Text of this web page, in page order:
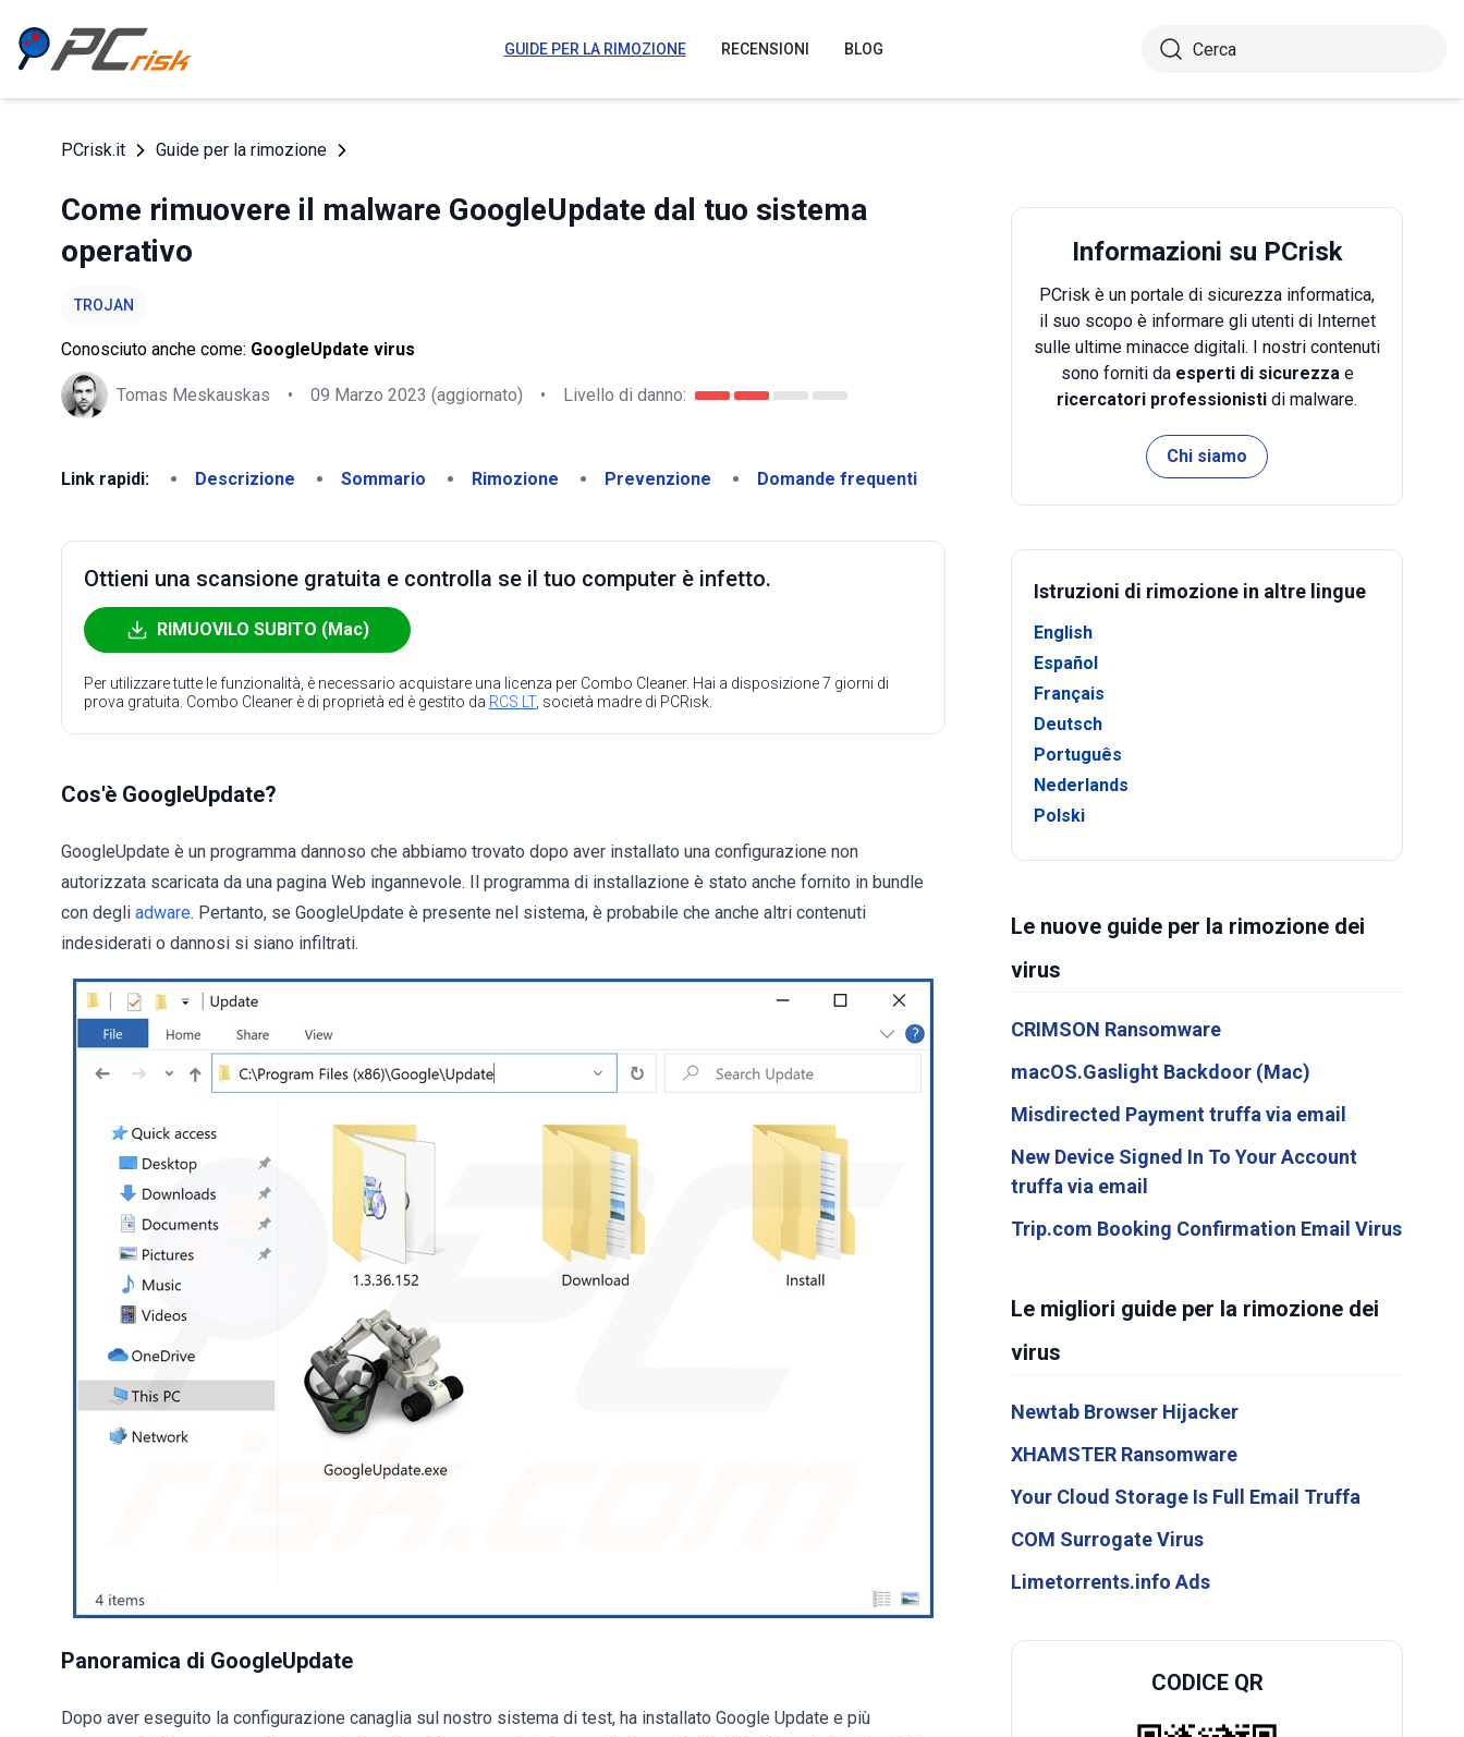
GUIDE PER LA RIMOZIONE RECENSIONI BLOG
PCrisk.it Guide per la rimozione
Come rimuovere il malware GoogleUpdate dal tuo sistema
operativo
TROJAN
Conosciuto anche come: GoogleUpdate virus
Tomas Meskauskas • 09 Marzo 2023 (aggiornato) • Livello di danno:
Link rapidi: Descrizione Sommario Rimozione Prevenzione Domande frequenti
Ottieni una scansione gratuita e controlla se il tuo computer è infetto.
RIMUOVILO SUBITO (Mac)
Per utilizzare tutte le funzionalità, è necessario acquistare una licenza per Combo Cleaner. Hai a disposizione 7 giorni di
prova gratuita. Combo Cleaner è di proprietà ed è gestito da RCS LT, società madre di PCRisk.
Cos'è GoogleUpdate?
GoogleUpdate è un programma dannoso che abbiamo trovato dopo aver installato una configurazione non
autorizzata scaricata da una pagina Web ingannevole. Il programma di installazione è stato anche fornito in bundle
con degli adware. Pertanto, se GoogleUpdate è presente nel sistema, è probabile che anche altri contenuti
indesiderati o dannosi si siano infiltrati.
Panoramica di GoogleUpdate
Dopo aver eseguito la configurazione canaglia sul nostro sistema di test, ha installato Google Update e più
Informazioni su PCrisk
PCrisk è un portale di sicurezza informatica,
il suo scopo è informare gli utenti di Internet
sulle ultime minacce digitali. I nostri contenuti
sono forniti da esperti di sicurezzae
ricercatori professionisti di malware.
Chi siamo
Istruzioni di rimozione in altre lingue
English
Español
Français
Deutsch
Português
Nederlands
Polski
Le nuove guide per la rimozione dei
virus
CRIMSON Ransomware
macOS.Gaslight Backdoor (Mac)
Misdirected Payment truffa via email
New Device Signed In To Your Account
truffa via email
Trip.com Booking Confirmation Email Virus
Le migliori guide per la rimozione dei
virus
Newtab Browser Hijacker
XHAMSTER Ransomware
Your Cloud Storage Is Full Email Truffa
COM Surrogate Virus
Limetorrents.info Ads
CODICE QR